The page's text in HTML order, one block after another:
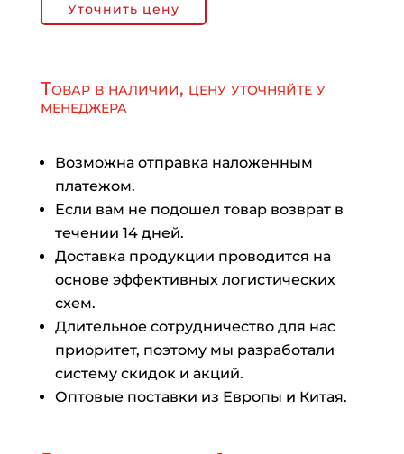
Уточнить цену
Товар в наличии, цену уточняйте у
менеджера
Возможна отправка наложенным
платежом.
Если вам не подошел товар возврат в
течении 14 дней.
Доставка продукции проводится на
основе эффективных логистических
схем.
Длительное сотрудничество для нас
приоритет, поэтому мы разработали
систему скидок и акций.
Оптовые поставки из Европы и Китая.